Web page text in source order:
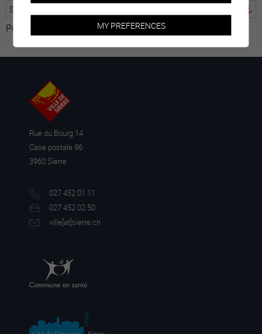
Powered by Translate
Rue du Bourg 14
Case postale 96
3960 Sierre
027 452 01 11
027 452 02 50
ville[at]sierre.ch
MY PREFERENCES